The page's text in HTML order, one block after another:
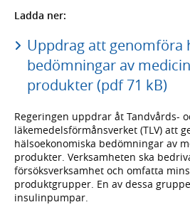
Ladda ner:
Uppdrag att genomföra
bedömningar av
produkter (pdf 71 kB)
Regeringen uppdrar åt Tandvårds-
läkemedelsförmånsverket (TLV) att
hälsoekonomiska bedömningar av
produkter. Verksamheten ska
försöksverksamhet och omfatta
produktgrupper. En av dessa
insulinpumpar.